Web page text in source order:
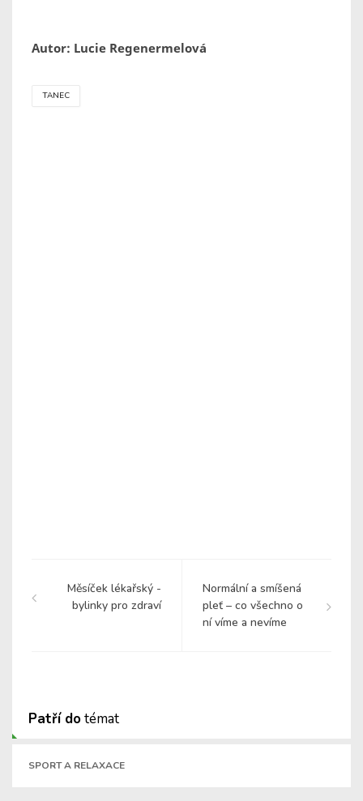
Autor: Lucie Regenermelová
TANEC
Měsíček lékařský -
bylinky pro zdraví
Normální a smíšená
pleť – co všechno o
ní víme a nevíme
Patří dotémat
SPORT A RELAXACE